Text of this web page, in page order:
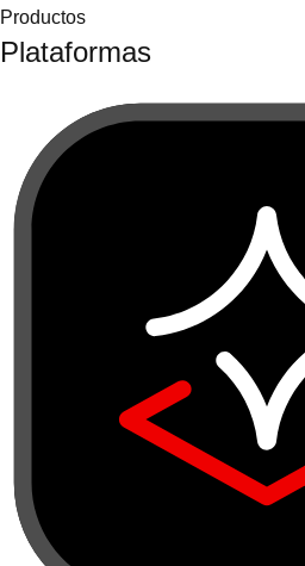
Productos
Plataformas